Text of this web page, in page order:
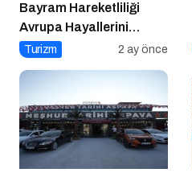
Bayram Hareketliliği
Avrupa Hayallerini
Tetikledi
Turizm 2 ay önce